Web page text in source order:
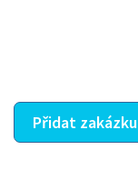
Přidat zakázku